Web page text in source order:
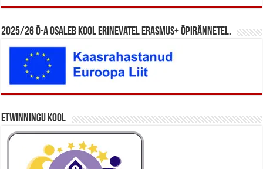
2025/26 õ-a osaleb kool erinevatel Erasmus+ õpirännetel.
eTwinningu kool